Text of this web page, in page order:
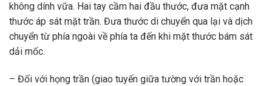
không dính vữa. Hai tay cầm hai đầu thước, đưa mặt cạnh
thước áp sát mặt trần. Đưa thước di chuyển qua lại và dịch
chuyển từ phía ngoài về phía ta đến khi mặt thước bám sát
dải mốc.
– Đối với họng trần (giao tuyến giữa tường với trần hoặc